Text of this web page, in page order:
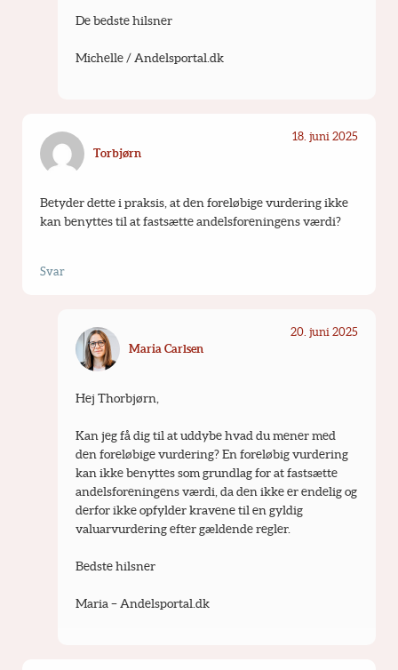
De bedste hilsner
Michelle / Andelsportal.dk
Torbjørn
18. juni 2025
Betyder dette i praksis, at den foreløbige vurdering ikke
kan benyttes til at fastsætte andelsforeningens værdi?
Svar
Maria Carlsen
20. juni 2025
Hej Thorbjørn,
Kan jeg få dig til at uddybe hvad du mener med
den foreløbige vurdering? En foreløbig vurdering
kan ikke benyttes som grundlag for at fastsætte
andelsforeningens værdi, da den ikke er endelig og
derfor ikke opfylder kravene til en gyldig
valuarvurdering efter gældende regler.
Bedste hilsner
Maria – Andelsportal.dk